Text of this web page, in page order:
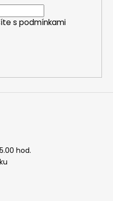
s podmínkami
hod.